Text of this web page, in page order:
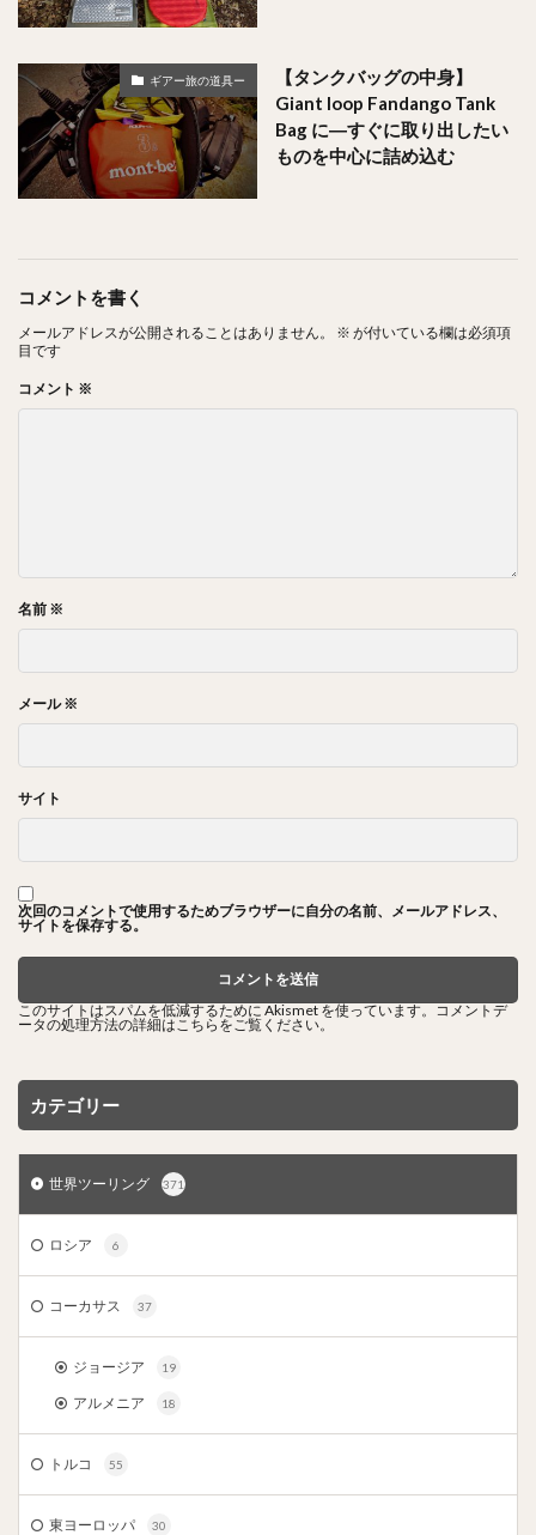
ギアー旅の道具ー
【タンクバッグの中身】
Giant loop Fandango Tank
Bag に―すぐに取り出したい
ものを中心に詰め込む
コメントを書く
メールアドレスが公開されることはありません。 ※ が付いている欄は必須項
目です
コメント ※
名前 ※
メール※
サイト
次回のコメントで使用するためブラウザーに自分の名前、メールアドレス、
サイトを保存する。
このサイトはスパムを低減するために Akismet を使っています。
コメントデ
ータの処理方法の詳細はこちらをご覧ください。
カテゴリー
世界ツーリング 371
ロシア 6
コーカサス 37
ジョージア 19
アルメニア 18
トルコ 55
東ヨーロッパ 30